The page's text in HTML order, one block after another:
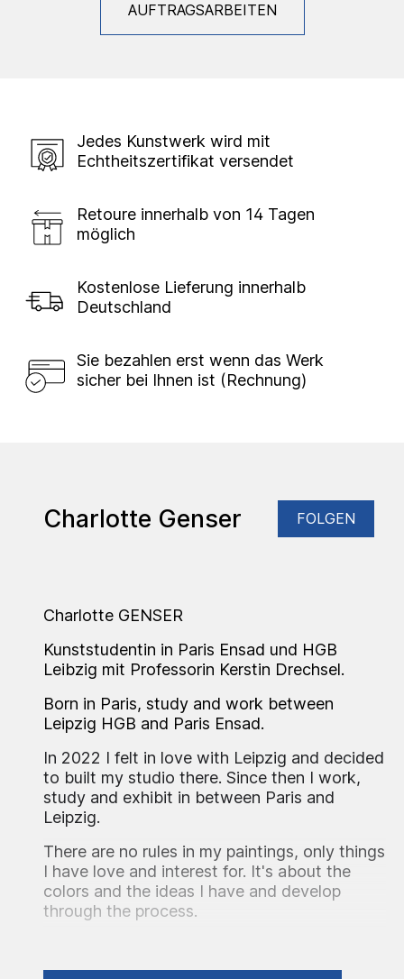
AUFTRAGSARBEITEN
Jedes Kunstwerk wird mit
Echtheitszertifikat versendet
Retoure innerhalb von 14 Tagen
möglich
Kostenlose Lieferung innerhalb
Deutschland
Sie bezahlen erst wenn das Werk
sicher bei Ihnen ist (Rechnung)
Charlotte Genser FOLGEN
Charlotte GENSER
Kunststudentin in Paris Ensad und HGB
Leibzig mit Professorin Kerstin Drechsel.
Born in Paris, study and work between
Leipzig HGB and Paris Ensad.
In 2022 I felt in love with Leipzig and decided
to built my studio there. Since then I work,
study and exhibit in between Paris and
Leipzig.
There are no rules in my paintings, only things
I have love and interest for. It's about the
colors and the ideas I have and develop
through the process.